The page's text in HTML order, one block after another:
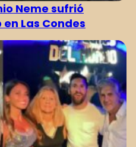
Neme sufrió
Las Condes